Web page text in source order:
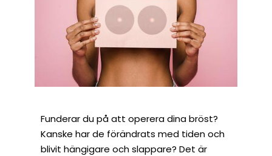
Funderar du på att operera dina bröst?
Kanske har de förändrats med tiden och
blivit hängigare och slappare? Det är